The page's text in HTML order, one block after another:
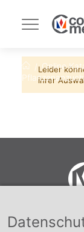
Navigation
umschalten
Startseite
Online
Leider
ihrer